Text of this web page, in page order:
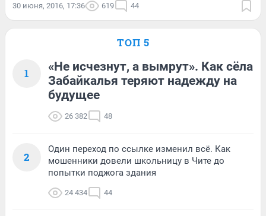
30 июня, 2016, 17:36 619 44
ТОП 5
1
«Не исчезнут, а вымрут». Как сёла
Забайкалья теряют надежду на
будущее
26 382 48
2
Один переход по ссылке изменил всё. Как
мошенники довели школьницу в Чите до
попытки поджога здания
24 434 44